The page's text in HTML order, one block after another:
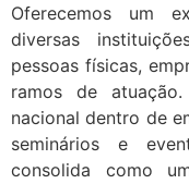
Oferecemos um
diversas
pessoas físicas,
ramos de
nacional dentro de
seminários e
consolida como